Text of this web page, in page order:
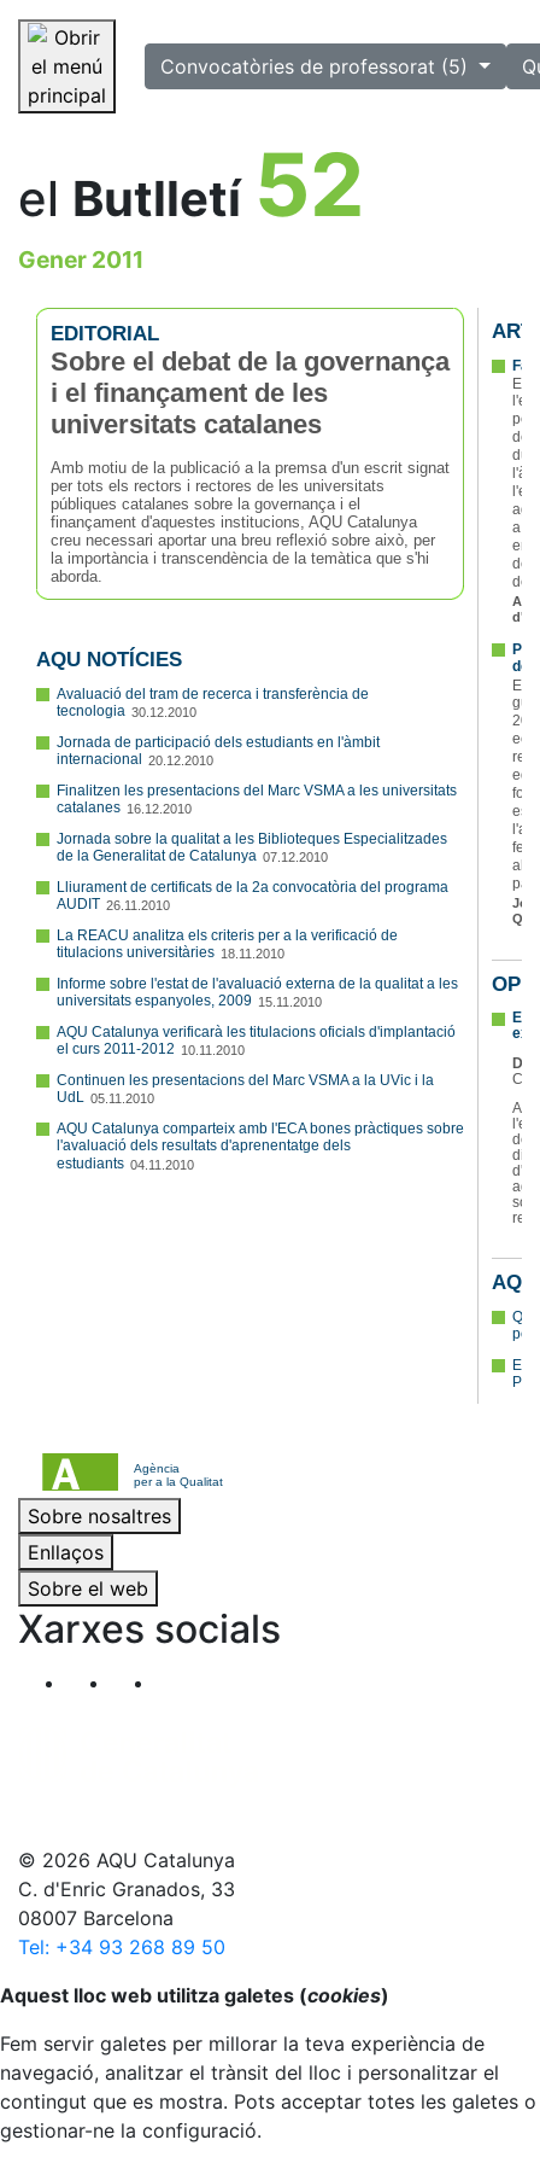
Saltar la navegació
selectedConvocatòries de professorat (5)
el Butlletí 52
Gener 2011
Sobre nosaltres
Enllaços
Sobre el web
Xarxes socials
Segueix-nos al nostre canal de Twitter
© 2026 AQU Catalunya
C. d'Enric Granados, 33
08007 Barcelona
Tel: +34 93 268 89 50
Anar al principi
Aquest lloc web utilitza galetes (cookies)
Fem servir galetes per millorar la teva experiència de
navegació, analitzar el trànsit del lloc i personalitzar el
contingut que es mostra. Pots acceptar totes les galetes o
gestionar-ne la configuració.